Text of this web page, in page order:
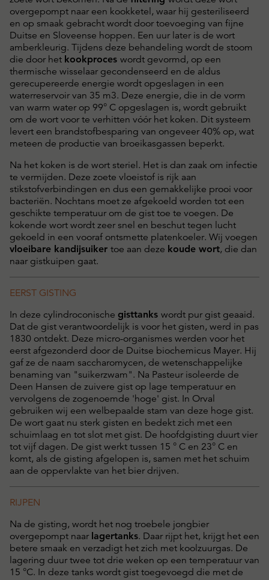
overgepompt naar een kookketel, waar hij gesteriliseerd
en op smaak gebracht wordt door toevoeging van fijne
Duitse en Sloveense hoppen. Een uur later is de wort
amberkleurig. Tijdens deze behandeling wordt de stoom
die door het kookproces wordt gevormd, op een
thermische wisselaar gecondenseerd en de aldus
gerecupereerde energie wordt opgeslagen in een
waterreservoir van 35 m3. Deze energie, die in de vorm
van warm water op 99° C opgeslagen is, wordt gebruikt
om de wort voor te verhitten vóór het koken. Dit systeem
levert een brandstofbesparing van ongeveer 40% op, wat
meteen de productie van broeikasgassen beperkt.
Na het koken is de wort steriel. Het is dan zaak om infectie
te vermijden. Deze zoete vloeistof is rijk aan
stikstofverbindingen en dus een gemakkelijke prooi voor
bacteriën. Nochtans moet ze afgekoeld worden tot een
geschikte temperatuur om de gist toe te voegen. De
kokende wort wordt zeer snel en beschut tegen lucht
gekoeld in een vooraf ontsmette platenkoeler. Wij voegen
vloeibare kandijsuiker toe aan deze koude wort, die dan
naar gistkuipen gaat.
EERST GISTING
In deze cylindroconische gisttanks wordt pur gist geaaid.
Dat de gist verantwoordelijk is voor het gisten, werd in pas
1830 ontdekt. Deze micro-organismes werden voor het
eerst afgezonderd door de Duitse biochemicus Mayer. Hij
gaf ze de naam saccharomycen, de wetenschappelijke
benaming van "suikerzwam". Na Pasteur isoleerde de
Deen Hansen de zuivere gist op lage temperatuur en
vervolgens de zogenoemde 'hoge' gist. In Orval
gebruiken wij een welbepaalde stam van deze hoge gist.
De wort gaat nu sterk gisten en bedekt zich met een
schuimlaag en tot slot met gist. De hoofdgisting duurt vier
tot vijf dagen. De gist werkt tussen 15 ° C en 23° C en
komt, als de gisting afgelopen is, samen met het schuim
aan de oppervlakte van het bier drijven.
RIJPEN
Na de gisting, wordt het nog troebele jongbier
overgepompt naar lagertanks. Daar rijpt het, krijgt het een
betere smaak en verzadigt het zich met koolzuurgas. De
lagering duur twee tot drie weken op een temperatuur van
15 °C. In deze tanks wordt gist toegevoegd die met de